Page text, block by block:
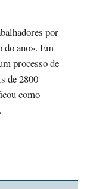
por
do ano». Em
processo de
de 2800
como